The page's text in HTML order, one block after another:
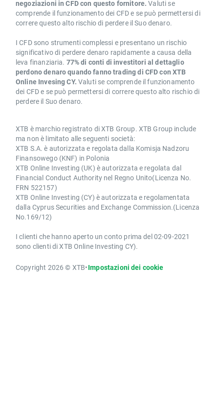
negoziazioni in CFD con questo fornitore. Valuti se
comprende il funzionamento dei CFD e se può permettersi di
correre questo alto rischio di perdere il Suo denaro.
I CFD sono strumenti complessi e presentano un rischio
significativo di perdere denaro rapidamente a causa della
leva finanziaria. 77% di conti di investitori al dettaglio
perdono denaro quando fanno trading di CFD con XTB
Online Invesing CY. Valuti se comprende il funzionamento
dei CFD e se può permettersi di correre questo alto rischio di
perdere il Suo denaro.
XTB è marchio registrato di XTB Group. XTB Group include
ma non è limitato alle seguenti società:
XTB S.A. è autorizzata e regolata dalla Komisja Nadzoru
Finansowego (KNF) in Polonia
XTB Online Investing (UK) è autorizzata e regolata dal
Financial Conduct Authority nel Regno Unito(Licenza No.
FRN 522157)
XTB Online Investing (CY) è autorizzata e regolamentata
dalla Cyprus Securities and Exchange Commission.(Licenza
No.169/12)
I clienti che hanno aperto un conto prima del 02-09-2021
sono clienti di XTB Online Investing CY).
Copyright 2026 © XTB•Impostazioni dei cookie